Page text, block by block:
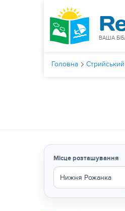
ВАША
Головна
Місце розташування